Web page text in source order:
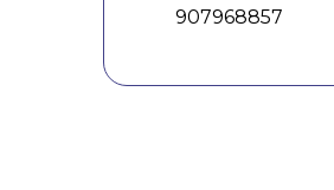
907968857